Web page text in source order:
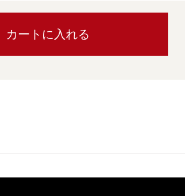
カートに入れる